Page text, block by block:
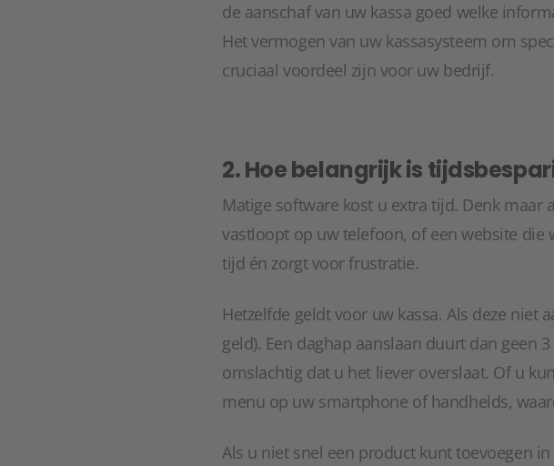
de aanschaf van uw kassa goed welke
Het vermogen van uw kassasysteem om
cruciaal voordeel zijn voor uw bedrijf.
2. Hoe belangrijk is
Matige software kost u extra tijd. Denk
vastloopt op uw telefoon, of een website die
tijd én zorgt voor frustratie.
Hetzelfde geldt voor uw kassa. Als deze niet
geld). Een daghap aanslaan duurt dan geen
omslachtig dat u het liever overslaat. Of u
menu op uw smartphone of handhelds,
Als u niet snel een product kunt toevoegen